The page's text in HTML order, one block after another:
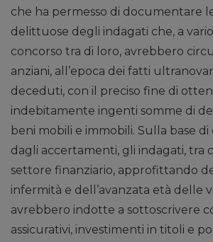
che ha permesso di documentare
delittuose degli indagati che, a
concorso tra di loro, avrebbero
anziani, all’epoca dei fatti
deceduti, con il preciso fine di
indebitamente ingenti somme di
beni mobili e immobili. Sulla base
dagli accertamenti, gli indagati, tra
settore finanziario, approfittando
infermità e dell’avanzata età delle
avrebbero indotte a sottoscrivere
assicurativi, investimenti in titoli e